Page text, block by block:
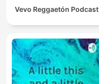
Vevo Reggaetón Podcast